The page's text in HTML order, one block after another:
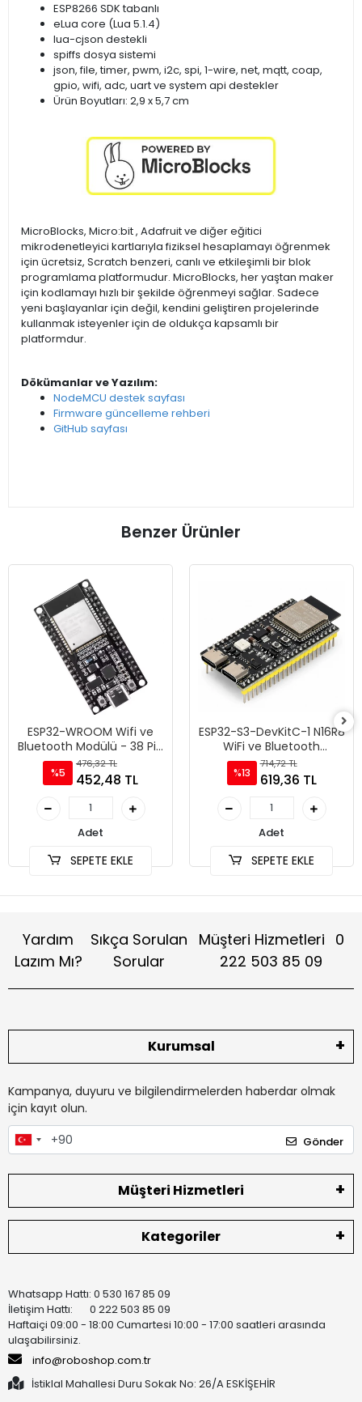
ESP8266 SDK tabanlı
eLua core (Lua 5.1.4)
lua-cjson destekli
spiffs dosya sistemi
json, file, timer, pwm, i2c, spi, 1-wire, net, mqtt, coap,
gpio, wifi, adc, uart ve system api destekler
Ürün Boyutları: 2,9 x 5,7 cm
MicroBlocks, Micro:bit , Adafruit ve diğer eğitici
mikrodenetleyici kartlarıyla fiziksel hesaplamayı öğrenmek
için ücretsiz, Scratch benzeri, canlı ve etkileşimli bir blok
programlama platformudur. MicroBlocks, her yaştan maker
için kodlamayı hızlı bir şekilde öğrenmeyi sağlar. Sadece
yeni başlayanlar için değil, kendini geliştiren projelerinde
kullanmak isteyenler için de oldukça kapsamlı bir
platformdur.
Dökümanlar ve Yazılım:
NodeMCU destek sayfası
Firmware güncelleme rehberi
GitHub sayfası
Benzer Ürünler
ESP32-WROOM Wifi ve
Bluetooth Modülü - 38 Pin
Type C
%5
476,32 TL
452,48 TL
Adet
SEPETE EKLE
ESP32-S3-DevKitC-1 N16R8
WiFi ve Bluetooth
Geliştirme Kartı
%13
714,72 TL
619,36 TL
Adet
SEPETE EKLE
Yardım
Lazım Mı?
Sıkça Sorulan
Sorular
Müşteri Hizmetleri 0
222 503 85 09
Kurumsal
Kampanya, duyuru ve bilgilendirmelerden haberdar olmak
için kayıt olun.
Gönder
Müşteri Hizmetleri
Kategoriler
Whatsapp Hattı: 0 530 167 85 09
İletişim Hattı: 0 222 503 85 09
Haftaiçi 09:00 - 18:00 Cumartesi 10:00 - 17:00 saatleri arasında
ulaşabilirsiniz.
info@roboshop.com.tr
İstiklal Mahallesi Duru Sokak No: 26/A ESKİŞEHİR